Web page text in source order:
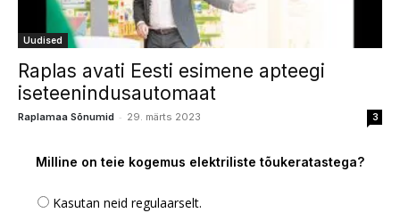
Uudised
Raplas avati Eesti esimene apteegi
iseteenindusautomaat
Raplamaa Sõnumid - 29. märts 2023 3
Milline on teie kogemus elektriliste tõukeratastega?
Kasutan neid regulaarselt.